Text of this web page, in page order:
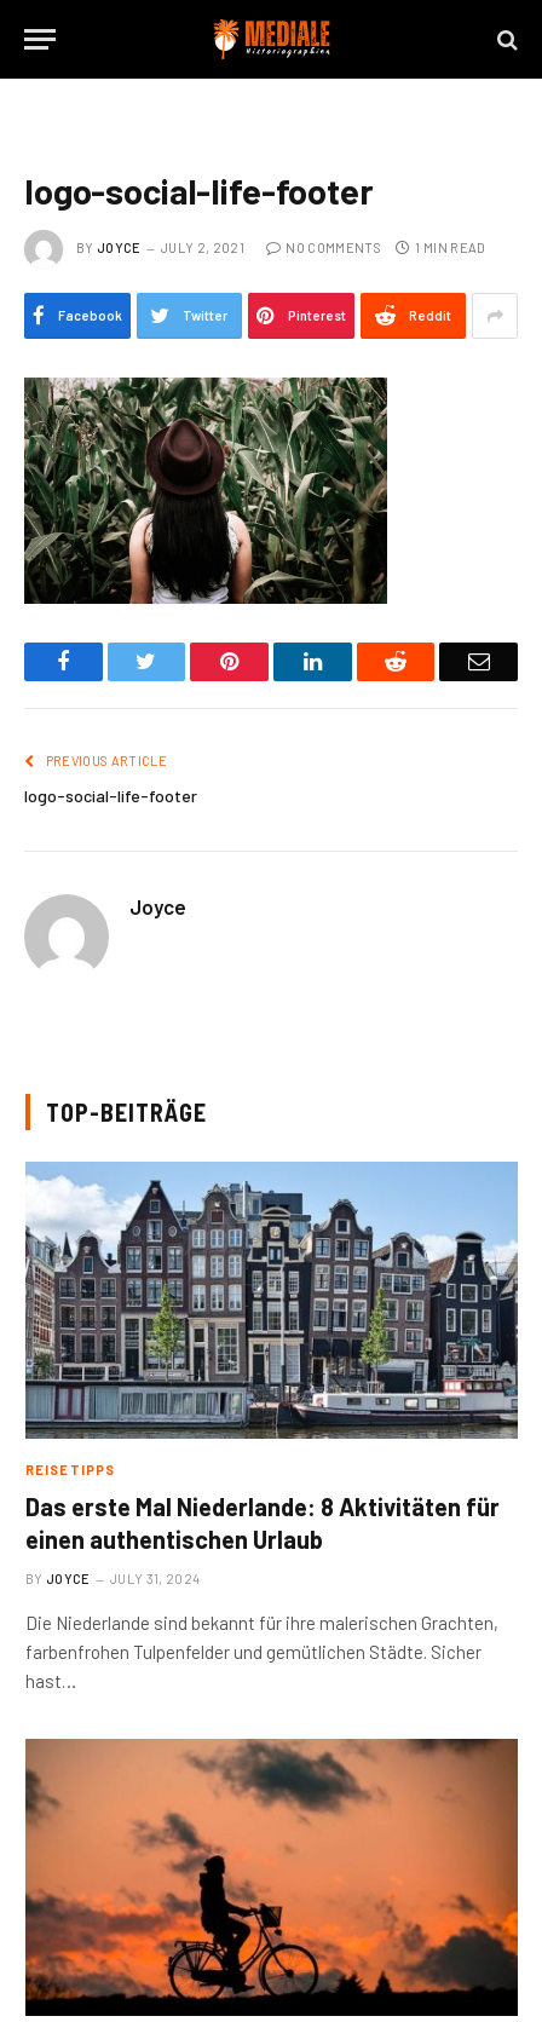
logo-social-life-footer
BY JOYCE JULY 2, 2021 NO COMMENTS 1 MIN READ
Facebook Twitter Pinterest Reddit
Facebook Pinterest LinkedIn Reddit Email
PREVIOUS ARTICLE
logo-social-life-footer
Joyce
TOP-BEITRÄGE
REISETIPPS
Das erste Mal Niederlande: 8 Aktivitäten für
einen authentischen Urlaub
BY JOYCE JULY 31, 2024
Die Niederlande sind bekannt für ihre malerischen Grachten,
farbenfrohen Tulpenfelder und gemütlichen Städte. Sicher
hast…